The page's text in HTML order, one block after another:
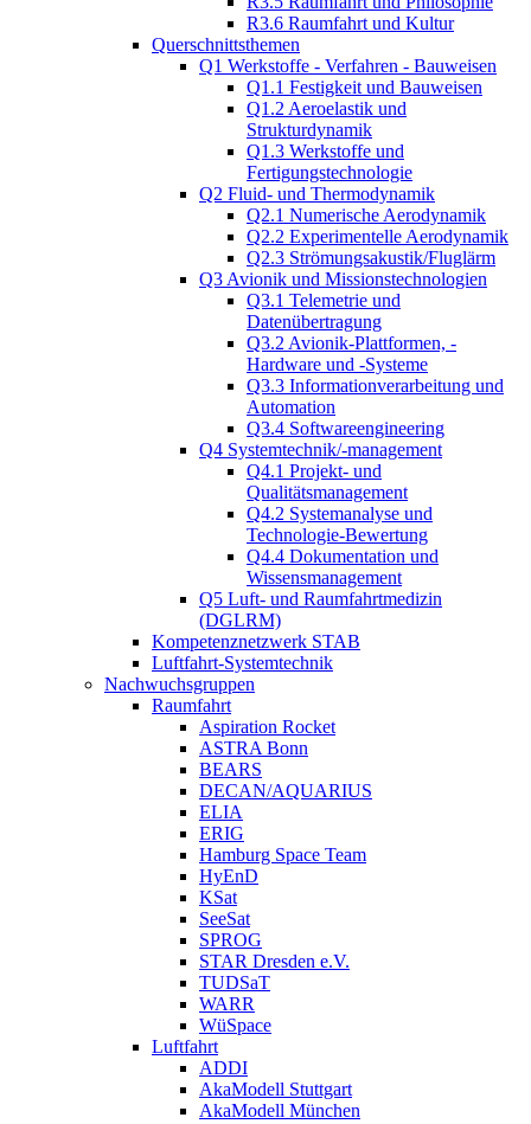
R3.6 Raumfahrt und Kultur
Querschnittsthemen
Q1 Werkstoffe - Verfahren - Bauweisen
Q1.1 Festigkeit und Bauweisen
Q1.2 Aeroelastik und
Strukturdynamik
Q1.3 Werkstoffe und
Fertigungstechnologie
Q2 Fluid- und Thermodynamik
Q2.1 Numerische Aerodynamik
Q2.2 Experimentelle Aerodynamik
Q2.3 Strömungsakustik/Fluglärm
Q3 Avionik und Missionstechnologien
Q3.1 Telemetrie und
Datenübertragung
Q3.2 Avionik-Plattformen, -
Hardware und -Systeme
Q3.3 Informationverarbeitung und
Automation
Q3.4 Softwareengineering
Q4 Systemtechnik/-management
Q4.1 Projekt- und
Qualitätsmanagement
Q4.2 Systemanalyse und
Technologie-Bewertung
Q4.4 Dokumentation und
Wissensmanagement
Q5 Luft- und Raumfahrtmedizin
(DGLRM)
Kompetenznetzwerk STAB
Luftfahrt-Systemtechnik
Nachwuchsgruppen
Raumfahrt
Aspiration Rocket
ASTRA Bonn
BEARS
DECAN/AQUARIUS
ELIA
ERIG
Hamburg Space Team
HyEnD
KSat
SeeSat
SPROG
STAR Dresden e.V.
TUDSaT
WARR
WüSpace
Luftfahrt
ADDI
AkaModell Stuttgart
AkaModell München